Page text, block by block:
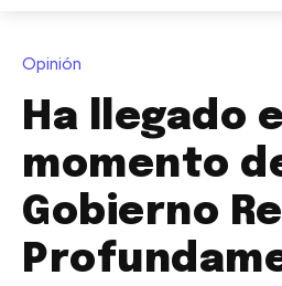
Opinión
Ha llegado el
momento
Gobierno